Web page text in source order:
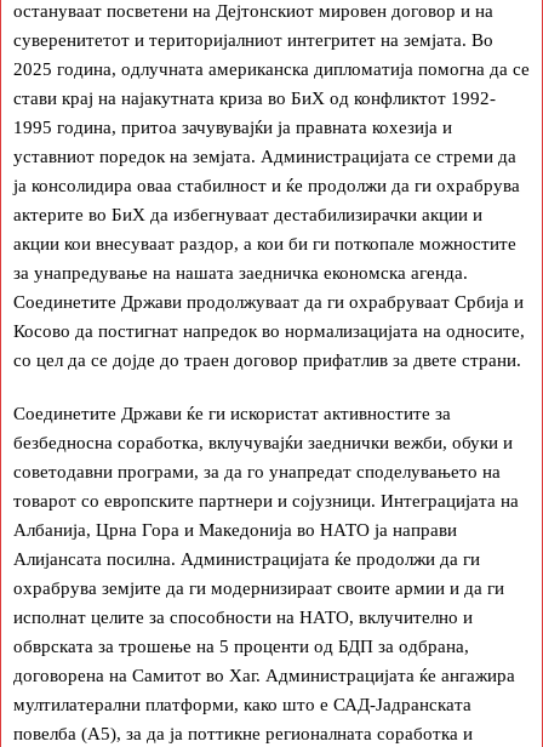
остануваат посветени на Дејтонскиот мировен договор и на
суверенитетот и територијалниот интегритет на земјата. Во
2025 година, одлучната американска дипломатија помогна да се
стави крај на најакутната криза во БиХ од конфликтот 1992-
1995 година, притоа зачувувајќи ја правната кохезија и
уставниот поредок на земјата. Администрацијата се стреми да
ја консолидира оваа стабилност и ќе продолжи да ги охрабрува
актерите во БиХ да избегнуваат дестабилизирачки акции и
акции кои внесуваат раздор, а кои би ги поткопале можностите
за унапредување на нашата заедничка економска агенда.
Соединетите Држави продолжуваат да ги охрабруваат Србија и
Косово да постигнат напредок во нормализацијата на односите,
со цел да се дојде до траен договор прифатлив за двете страни.
Соединетите Држави ќе ги искористат активностите за
безбедносна соработка, вклучувајќи заеднички вежби, обуки и
советодавни програми, за да го унапредат споделувањето на
товарот со европските партнери и сојузници. Интеграцијата на
Албанија, Црна Гора и Македонија во НАТО ја направи
Алијансата посилна. Администрацијата ќе продолжи да ги
охрабрува земјите да ги модернизираат своите армии и да ги
исполнат целите за способности на НАТО, вклучително и
обврската за трошење на 5 проценти од БДП за одбрана,
договорена на Самитот во Хаг. Администрацијата ќе ангажира
мултилатерални платформи, како што е САД-Јадранската
повелба (А5), за да ја поттикне регионалната соработка и